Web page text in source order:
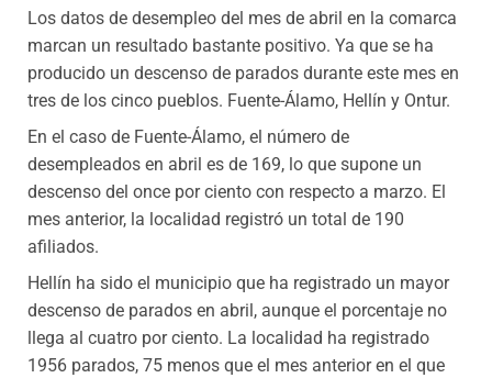
Los datos de desempleo del mes de abril en la comarca
marcan un resultado bastante positivo. Ya que se ha
producido un descenso de parados durante este mes en
tres de los cinco pueblos. Fuente-Álamo, Hellín y Ontur.
En el caso de Fuente-Álamo, el número de
desempleados en abril es de 169, lo que supone un
descenso del once por ciento con respecto a marzo. El
mes anterior, la localidad registró un total de 190
afiliados.
Hellín ha sido el municipio que ha registrado un mayor
descenso de parados en abril, aunque el porcentaje no
llega al cuatro por ciento. La localidad ha registrado
1956 parados, 75 menos que el mes anterior en el que